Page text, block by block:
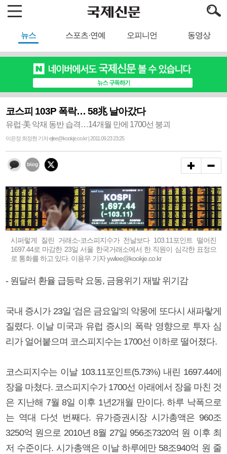
뉴스 스포츠·연예 오피니언 동영상
코스피 103P 폭락… 58兆 날아갔다
유럽·美 악재 동반 습격…14개월 만에 1700선 붕괴
이은정 최정현 기자 ejlee@kookje.co.kr | 2011.09.23 23:25
시퍼렇게 질린 거래소-코스피지수가 전날보다 103.11포인트 떨어진
1697.44로 마감한 23일 서울 한국거래소에서 한 직원이 심각한 표정으
로 통화를 하고 있다. 이용우 기자 ywlee@kookje.co.kr
- 원달러 환율 급등락 요동, 금융위기 재발 위기감
국내 증시가 23일 '검은 금요일'의 악몽에 또다시 새파랗게
질렸다. 이날 미국과 유럽 증시의 폭락 영향으로 투자 심
리가 얼어붙으며 코스피지수는 1700선 이하로 떨어졌다.
코스피지수는 이날 103.11포인트(5.73%) 내린 1697.44에
장을 마쳤다. 코스피지수가 1700선 아래에서 장을 마친 것
은 지난해 7월 8일 이후 1년2개월 만이다. 하루 낙폭으로
는 역대 다섯 번째다. 유가증권시장 시가총액은 960조
3250억 원으로 2010년 8월 27일 956조7320억 원 이후 최
저 수준이다. 시가총액은 이날 하루에만 58조940억 원 줄